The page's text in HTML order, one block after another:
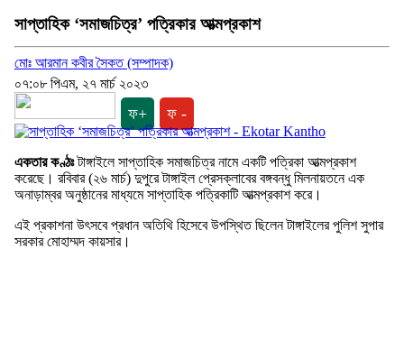
সাপ্তাহিক ‘সমাজচিত্র’ পত্রিকার আত্মপ্রকাশ
মোঃ আরমান কবীর সৈকত (সম্পাদক)
০৭:০৮ পিএম, ২৭ মার্চ ২০২৩
ফ+ ফ -
একতার কণ্ঠঃটাঙ্গাইলে সাপ্তাহিক সমাজচিত্র নামে একটি পত্রিকা আত্মপ্রকাশ
করেছে। রবিবার (২৬ মার্চ) দুপুরে টাঙ্গাইল প্রেসক্লাবের বঙ্গবন্ধু মিলনায়তনে এক
অনাড়াম্বর অনুষ্ঠানের মাধ্যমে সাপ্তাহিক পত্রিকাটি আত্মপ্রকাশ করে।
এই প্রকাশনা উৎসবে প্রধান অতিথি হিসেবে উপস্থিত ছিলেন টাঙ্গাইলের পুলিশ সুপার
সরকার মোহাম্মদ কায়সার।